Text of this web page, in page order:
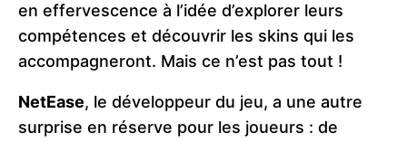
en effervescence à l’idée d’explorer leurs
compétences et découvrir les skins qui les
accompagneront. Mais ce n’est pas tout !
NetEase, le développeur du jeu, a une autre
surprise en réserve pour les joueurs : de